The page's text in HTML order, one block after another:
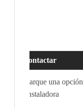
Contactar
Marque una opción
Instaladora